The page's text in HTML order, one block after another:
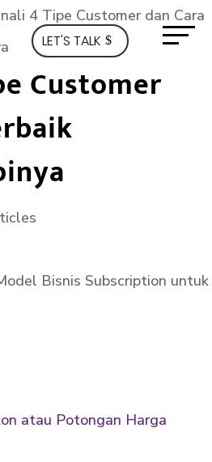
LET'S TALK
4 Tipe Customer dan Cara
Customer
atau Potongan Harga